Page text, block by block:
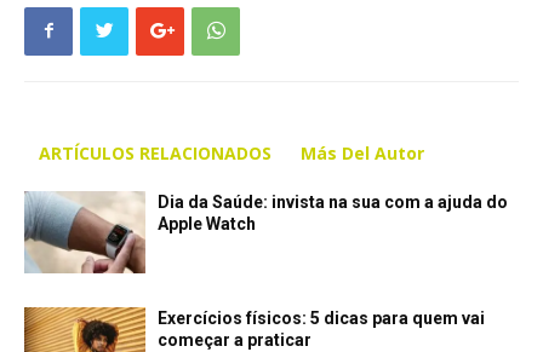
ARTÍCULOS RELACIONADOS Más Del Autor
Dia da Saúde: invista na sua com a ajuda do
Apple Watch
Exercícios físicos: 5 dicas para quem vai
começar a praticar